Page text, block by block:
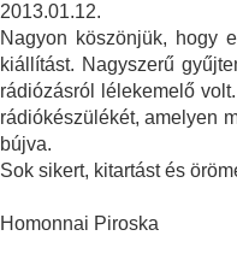
2013.01.12.
Nagyon köszönjük, hogy
kiállítást. Nagyszerű
rádiózásról lélekemelő
rádiókészülékét, amelyen
bújva.
Sok sikert, kitartást és
Homonnai Piroska